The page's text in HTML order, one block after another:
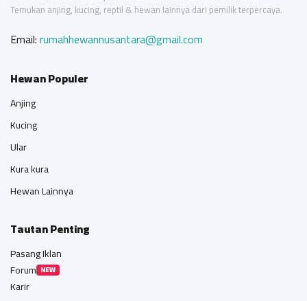
Temukan anjing, kucing, reptil & hewan lainnya dari pemilik terpercaya.
Email:rumahhewannusantara@gmail.com
Hewan Populer
Anjing
Kucing
Ular
Kura kura
Hewan Lainnya
Tautan Penting
Pasang Iklan
Forum NEW
Karir